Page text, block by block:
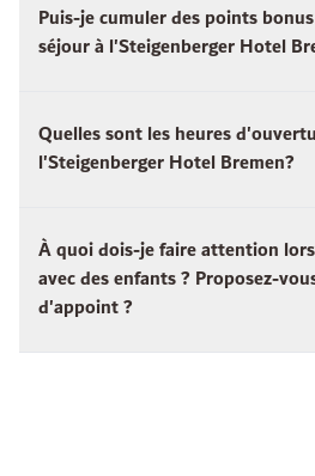
Puis-je cumuler des points
séjour à l'Steigenberger Hotel
Quelles sont les heures
l'Steigenberger Hotel Bremen?
À quoi dois-je faire attention
avec des enfants ? Proposez-
d'appoint ?